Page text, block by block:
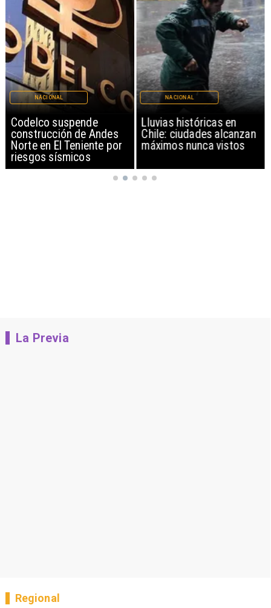
Codelco suspende
construcción de Andes
Norte en El Teniente por
riesgos sísmicos
NACIONAL
Lluvias históricas en
Chile: ciudades alcanzan
máximos nunca vistos
NACIONAL
La Previa
Regional